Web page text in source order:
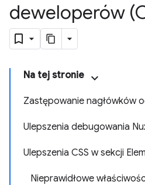
deweloperów
Na tej stronie
Zastępowanie nagłówków
Ulepszenia debugowania
Ulepszenia CSS w sekcji
Nieprawidłowe